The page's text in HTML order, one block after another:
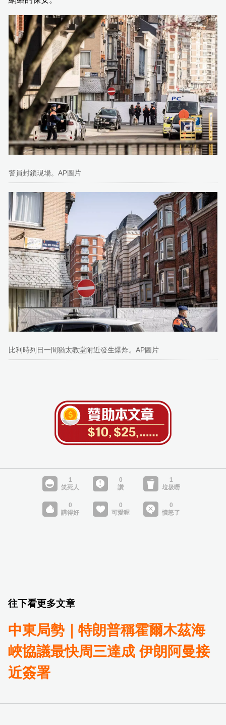
警員封鎖現場。AP圖片
比利時列日一間猶太教堂附近發生爆炸。AP圖片
往下看更多文章
中東局勢｜特朗普稱霍爾木茲海
峽協議最快周三達成 伊朗阿曼接
近簽署